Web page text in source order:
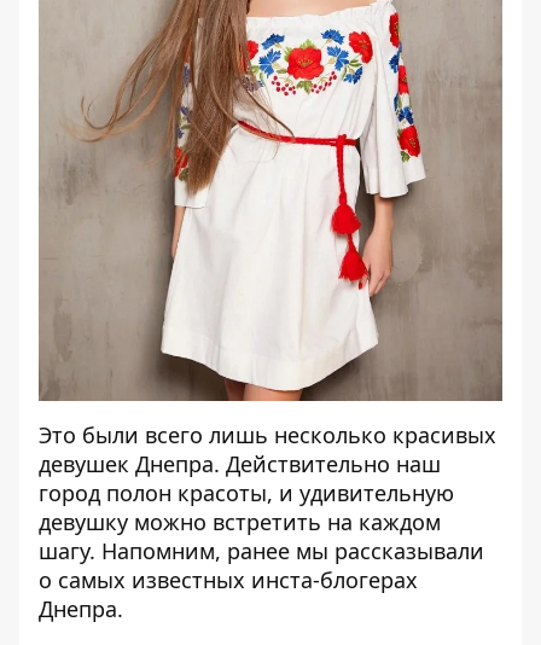
Это были всего лишь несколько красивых
девушек Днепра. Действительно наш
город полон красоты, и удивительную
девушку можно встретить на каждом
шагу. Напомним, ранее мы рассказывали
о самых известных инста-блогерах
Днепра.